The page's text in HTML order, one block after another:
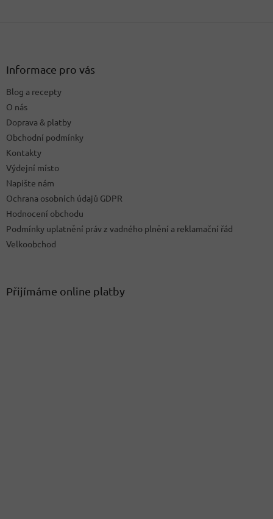
Informace pro vás
Blog a recepty
O nás
Doprava & platby
Obchodní podmínky
Kontakty
Výdejní místo
Napište nám
Ochrana osobních údajů GDPR
Hodnocení obchodu
Podmínky uplatnění práv z vadného plnění a reklamační řád
Velkoobchod
Přijímáme online platby